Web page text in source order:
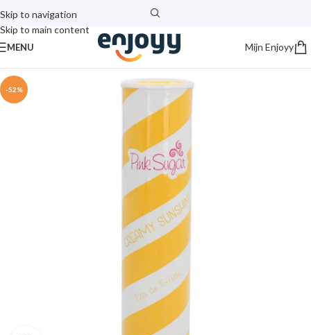
Skip to navigation
Skip to main content
MENU Mijn Enjoyy
-52%